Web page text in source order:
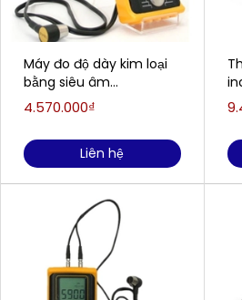
Máy đo độ dày kim loại
bằng siêu âm
SmartSensor AR850+
4.570.000₫
Liên hệ